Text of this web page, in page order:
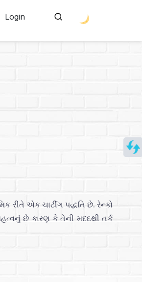
Login
એક ચાર્ટીંગ પદ્ધતિ છે. રેન્કો
છે કારણ કે તેની મદદથી તર્ક